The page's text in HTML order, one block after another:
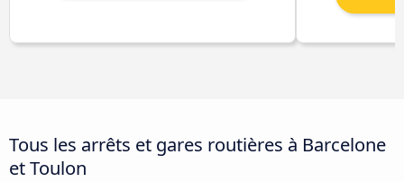
Tous les arrêts et gares routières à Barcelone
et Toulon